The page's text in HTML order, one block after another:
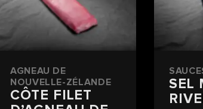
AGNEAU DE
NOUVELLE-ZÉLANDE
CÔTE FILET
SEL